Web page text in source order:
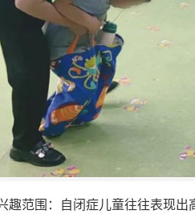
趣范围：自闭症儿童往往表现